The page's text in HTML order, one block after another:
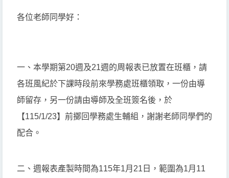
各位老師同學好：
一、本學期第20週及21週的周報表已放置在班櫃，請
各班風紀於下課時段前來學務處班櫃領取，一份由導
師留存，另一份請由導師及全班簽名後，於
【115/1/23】前擲回學務處生輔組，謝謝老師同學們的
配合。
二、週報表產製時間為115年1月21日，範圍為1月11